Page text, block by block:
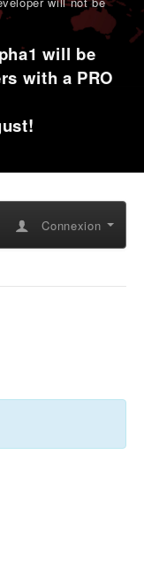
will be
with a PRO
Connexion